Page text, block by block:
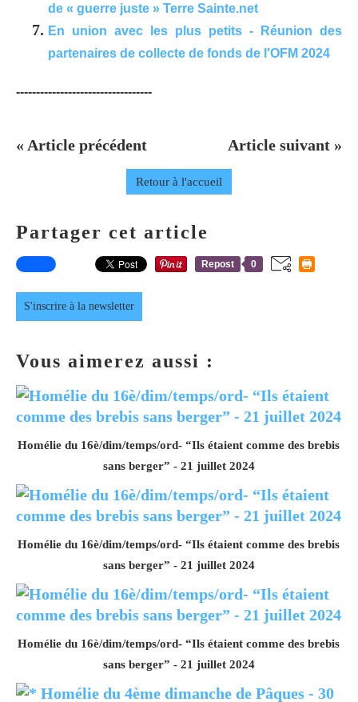
de « guerre juste » Terre Sainte.net
En union avec les plus petits - Réunion des
partenaires de collecte de fonds de l'OFM 2024
----------------------------------
« Article précédent Article suivant »
Retour à l'accueil
Partager cet article
Repost 0
S'inscrire à la newsletter
Vous aimerez aussi :
Homélie du 16è/dim/temps/ord- “Ils étaient comme des brebis
sans berger” - 21 juillet 2024
Homélie du 16è/dim/temps/ord- “Ils étaient comme des brebis
sans berger” - 21 juillet 2024
Homélie du 16è/dim/temps/ord- “Ils étaient comme des brebis
sans berger” - 21 juillet 2024